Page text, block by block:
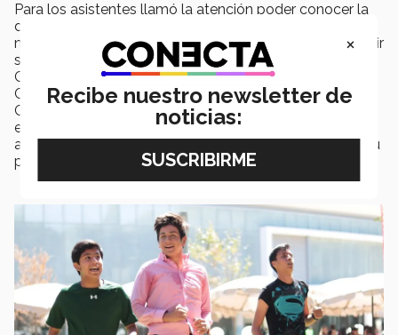
Para los asistentes llamó la atención poder conocer la
diversidad de proyectos que se gestaron dentro de
nuestra casa de estudios y se encuentran en vías de salir
su consumo al público. Tal es el caso de las galletas
Gritcha o los chocolates Quick Brain. Como comentó
Casandra Guerrero López, estudiantes de Prepa Tec
Guadalajara, quien puntualizó: “el área de
emprendimiento está muy padre, que hablen los
alumnos para que la gente los conozca y se agrande su
producto”.
×
Recibe nuestro newsletter de
noticias: